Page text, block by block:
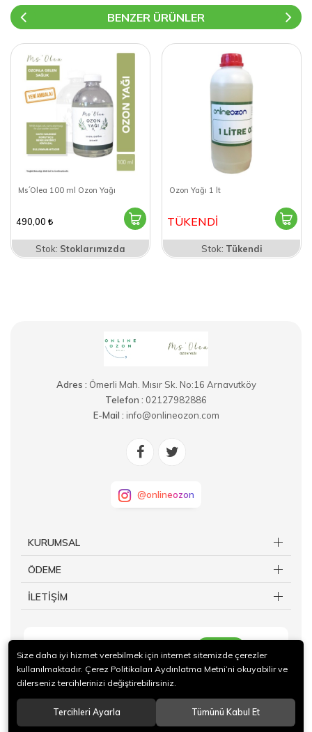
BENZER ÜRÜNLER
Ms´Olea 100 ml Ozon Yağı
490,00
Stok: Stoklarımızda
Ozon Yağı 1 lt
TÜKENDİ
Stok: Tükendi
Adres : Ömerli Mah. Mısır Sk. No:16 Arnavutköy
Telefon : 02127982886
E-Mail : info@onlineozon.com
@onlineozon
KURUMSAL
ÖDEME
İLETİŞİM
© 2019 Çağrı Makina San. Tic. Ltd. Şti. Tüm hakları saklıdır.
Size daha iyi hizmet verebilmek için internet sitemizde çerezler
kullanılmaktadır. Çerez Politikaları Aydınlatma Metni’ni okuyabilir ve
dilerseniz tercihlerinizi değiştirebilirsiniz.
Tercihleri Ayarla Tümünü Kabul Et